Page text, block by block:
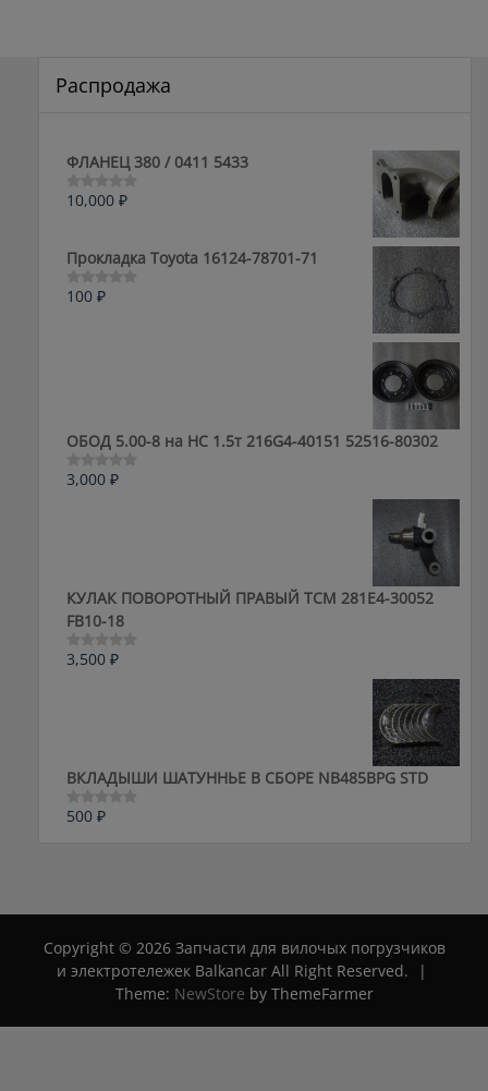
Распродажа
ФЛАНЕЦ 380 / 0411 5433
Оценка
5
10,000 ₽
Прокладка Toyota 16124-78701-71
Оценка
100 ₽
ОБОД 5.00-8 на HC 1.5т 216G4-40151 52516-80302
Оценка
3,000 ₽
КУЛАК ПОВОРОТНЫЙ ПРАВЫЙ ТСМ 281E4-30052
FB10-18
Оценка
3,500 ₽
ВКЛАДЫШИ ШАТУННЬЕ В СБОРЕ NB485BPG STD
Оценка
500 ₽
Copyright © 2026 Запчасти для вилочых погрузчиков
и электротележек Balkancar All Right Reserved.
|
Theme: NewStore by ThemeFarmer